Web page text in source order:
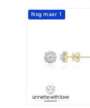
Nog maar 1